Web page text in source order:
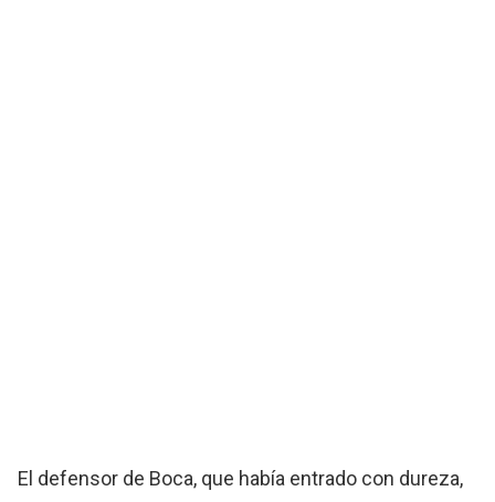
El defensor de Boca, que había entrado con dureza,